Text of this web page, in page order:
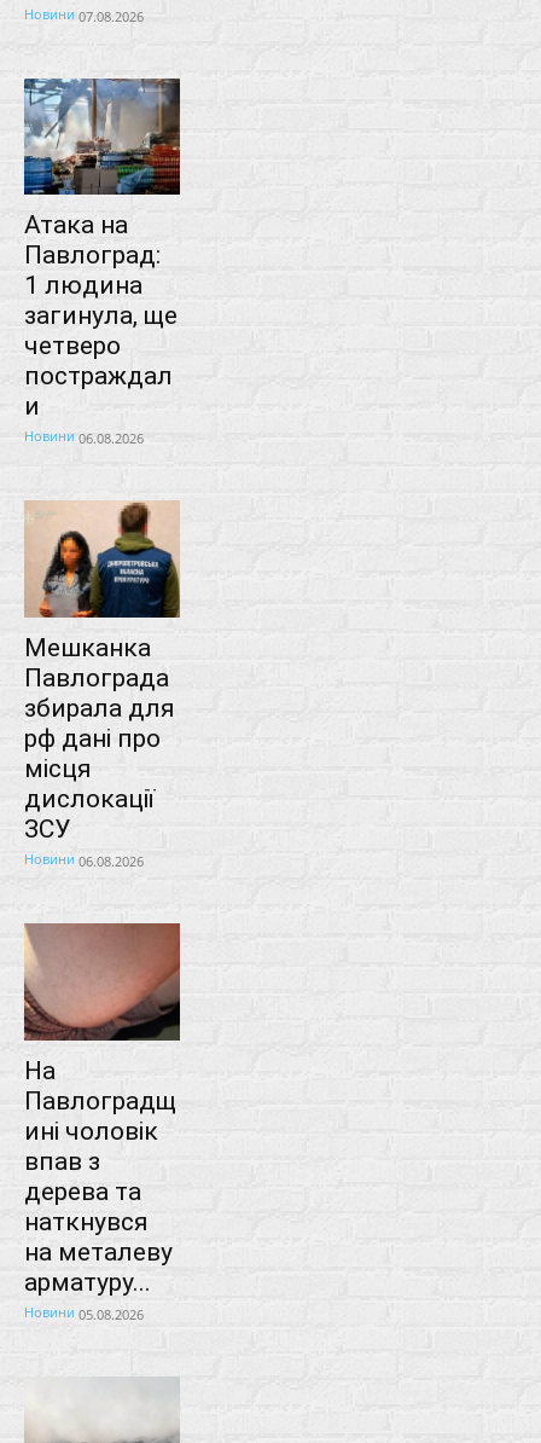
Новини 07.08.2026
Атака на
Павлоград:
1 людина
загинула, ще
четверо
постраждал
и
Новини 06.08.2026
Мешканка
Павлограда
збирала для
рф дані про
місця
дислокації
ЗСУ
Новини 06.08.2026
На
Павлоградщ
ині чоловік
впав з
дерева та
наткнувся
на металеву
арматуру...
Новини 05.08.2026